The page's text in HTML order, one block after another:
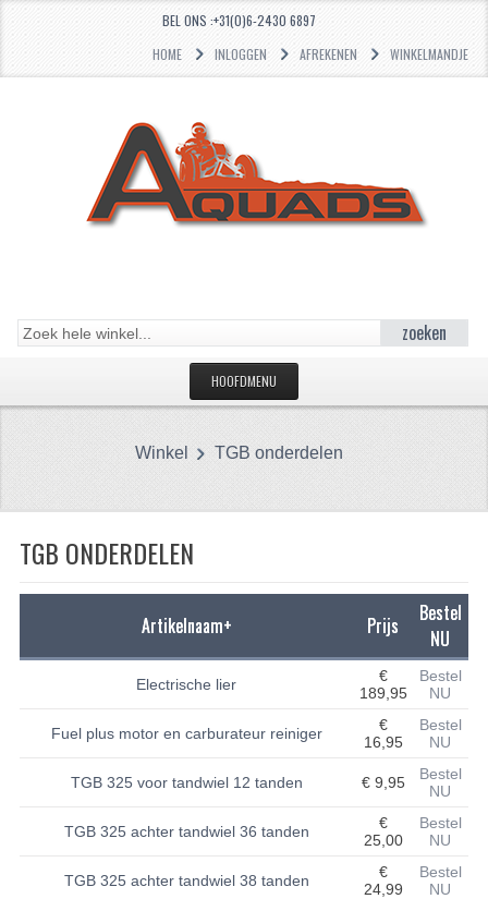
BEL ONS :+31(0)6-2430 6897
HOME
INLOGGEN AFREKENEN WINKELMANDJE
zoeken
HOOFDMENU
CFMOTO 500-5
CFMOTO 500-A/2A / GOES 520
LAGERS
PLASTIC PARTS
VERLICHTING
ONDERDELEN 50CC TOT 125CC
UNIVERSELE QUAD ONDERDELEN
Winkel TGB onderdelen
TGB ONDERDELEN
Artikelnaam+ Prijs
Bestel
NU
Electrische lier
€
189,95
Bestel
NU
Fuel plus motor en carburateur reiniger
€
16,95
Bestel
NU
TGB 325 voor tandwiel 12 tanden € 9,95
Bestel
NU
TGB 325 achter tandwiel 36 tanden
€
25,00
Bestel
NU
TGB 325 achter tandwiel 38 tanden
€
24,99
Bestel
NU